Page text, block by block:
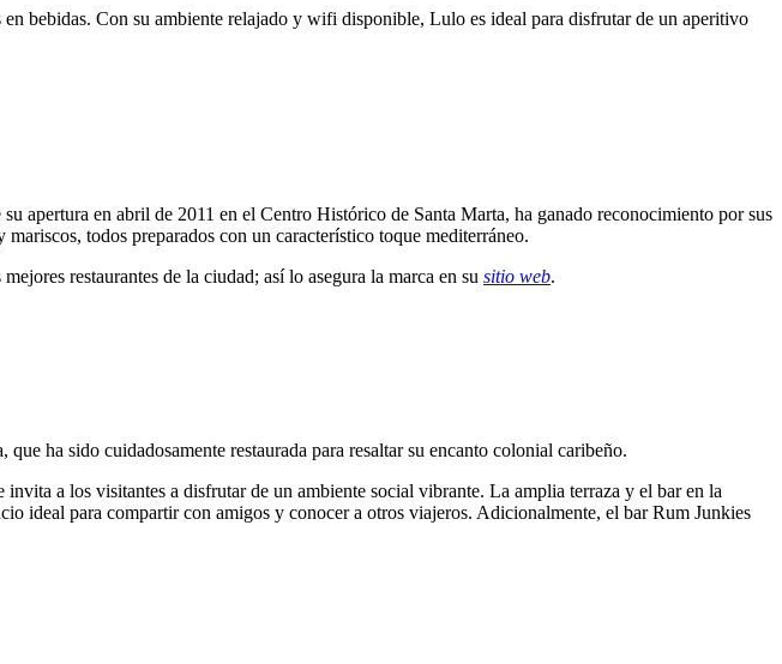
bebidas. Con su ambiente relajado y wifi disponible, Lulo es ideal para disfrutar de un aperitivo
apertura en abril de 2011 en el Centro Histórico de Santa Marta, ha ganado reconocimiento por sus
todos preparados con un característico toque mediterráneo.
restaurantes de la ciudad; así lo asegura la marca en su sitio web.
ha sido cuidadosamente restaurada para resaltar su encanto colonial caribeño.
a los visitantes a disfrutar de un ambiente social vibrante. La amplia terraza y el bar en la
ideal para compartir con amigos y conocer a otros viajeros. Adicionalmente, el bar Rum Junkies